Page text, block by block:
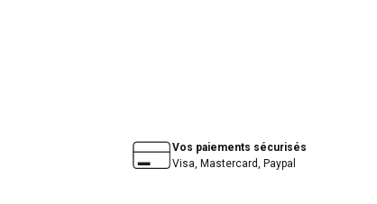
Vos paiements sécurisés
Visa, Mastercard, Paypal